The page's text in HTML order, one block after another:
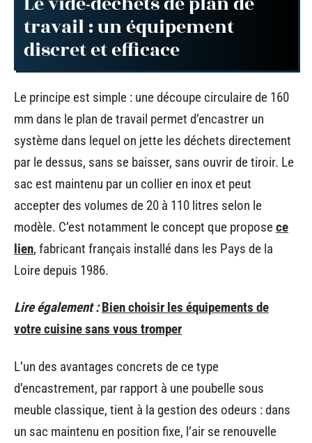
travail : un équipement
discret et efficace
Le principe est simple : une découpe circulaire de 160
mm dans le plan de travail permet d’encastrer un
système dans lequel on jette les déchets directement
par le dessus, sans se baisser, sans ouvrir de tiroir. Le
sac est maintenu par un collier en inox et peut
accepter des volumes de 20 à 110 litres selon le
modèle. C’est notamment le concept que proposece
lien, fabricant français installé dans les Pays de la
Loire depuis 1986.
Lire également : Bien choisir les équipements de
votre cuisine sans vous tromper
L’un des avantages concrets de ce type
d’encastrement, par rapport à une poubelle sous
meuble classique, tient à la gestion des odeurs : dans
un sac maintenu en position fixe, l’air se renouvelle